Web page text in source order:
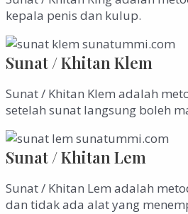
kepala penis dan kulup.
Sunat / Khitan Klem
Sunat / Khitan Klem adalah
setelah sunat langsung boleh
Sunat / Khitan Lem
Sunat / Khitan Lem adalah
dan tidak ada alat yang